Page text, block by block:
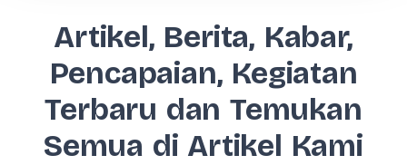
Artikel, Berita, Kabar,
Pencapaian, Kegiatan
Terbaru dan Temukan
Semua di Artikel Kami